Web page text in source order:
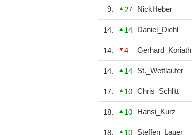
9. 27 NickHeber
14. 14 Daniel_Diehl
14. 4 Gerhard_Koriath
14. 14 St._Wettlaufer
17. 10 Chris_Schlitt
18. 10 Hansi_Kurz
18. 10 Steffen_Lauer